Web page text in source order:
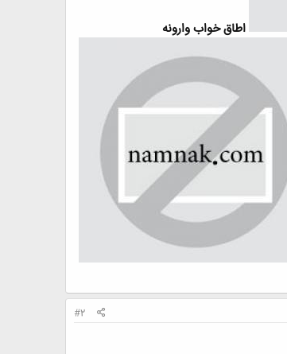
اطاق خواب وارونه
#2